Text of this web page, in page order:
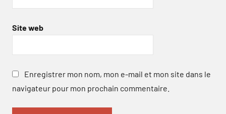
Site web
Enregistrer mon nom, mon e-mail et mon site dans le
navigateur pour mon prochain commentaire.